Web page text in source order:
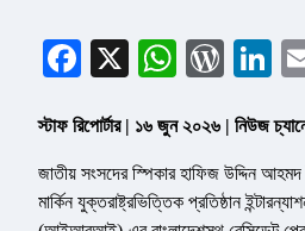
Facebook
X
স্টাফ রিপোর্টার | ১৬ জুন ২০২৬ | নিউজ
জাতীয় সংসদের স্পিকার হাফিজ উদ্দিন আহমদ
মার্কিন যুক্তরাষ্ট্রভিত্তিক প্রতিষ্ঠান